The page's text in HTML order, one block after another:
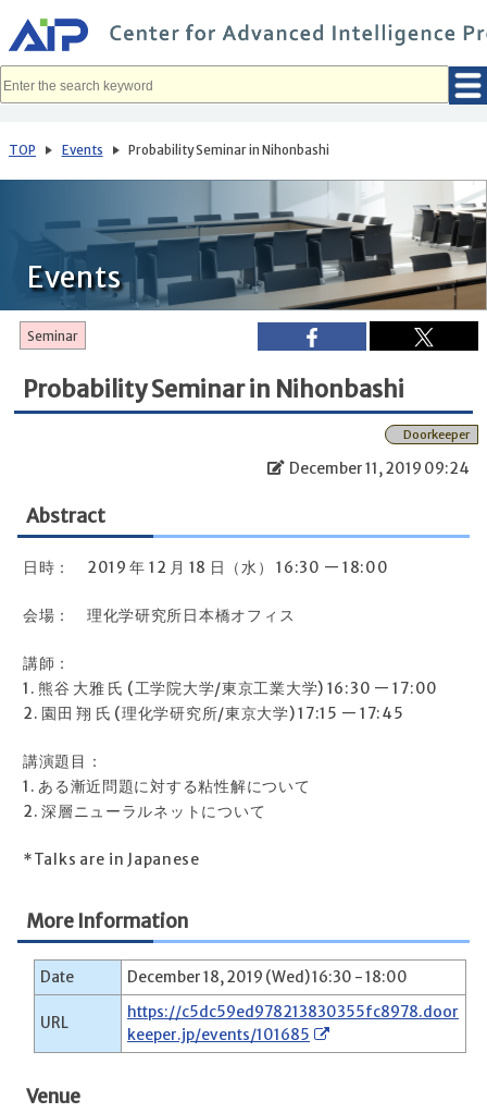
イ
ン
コ
へ
動
TOP Events Probability Seminar in Nihonbashi
Events
Seminar
Probability Seminar in Nihonbashi
Doorkeeper
December 11, 2019 09:24
Abstract
日時： 2019 年 12 月 18 日（水） 16:30 — 18:00
会場： 理化学研究所日本橋オフィス
講師：
1. 熊谷 大雅 氏 (工学院大学/東京工業大学) 16:30 — 17:00
2. 園田 翔 氏 (理化学研究所/東京大学) 17:15 — 17:45
講演題目：
1. ある漸近問題に対する粘性解について
2. 深層ニューラルネットについて
*Talks are in Japanese
More Information
Date December 18, 2019 (Wed) 16:30 - 18:00
URL
https://c5dc59ed978213830355fc8978.door
keeper.jp/events/101685
Venue